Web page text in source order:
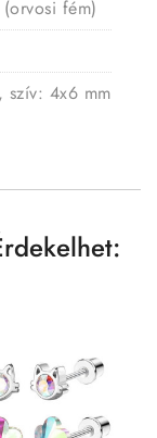
fém)
szív: 4x6 mm